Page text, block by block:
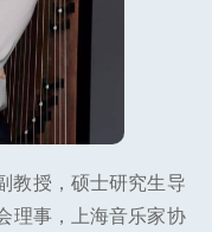
教授，硕士研究生导
理事，上海音乐家协